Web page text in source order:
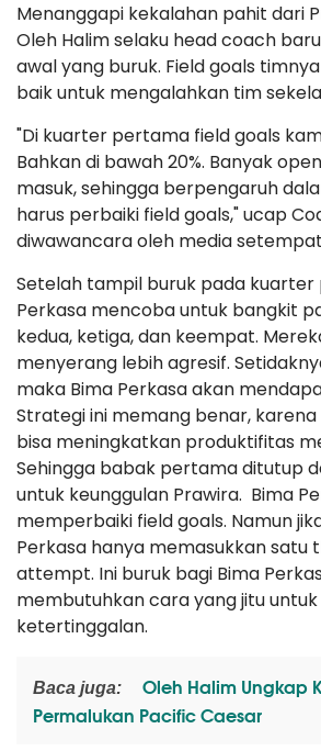
Menanggapi kekalahan pahit dari
Oleh Halim selaku head coach
awal yang buruk. Field goals
baik untuk mengalahkan tim
"Di kuarter pertama field goals
Bahkan di bawah 20%. Banyak
masuk, sehingga berpengaruh
harus perbaiki field goals," ucap
diwawancara oleh media
Setelah tampil buruk pada kuarter
Perkasa mencoba untuk bangkit
kedua, ketiga, dan keempat.
menyerang lebih agresif.
maka Bima Perkasa akan
Strategi ini memang benar, karena
bisa meningkatkan produktifitas
Sehingga babak pertama ditutup
untuk keunggulan Prawira. Bima
memperbaiki field goals. Namun
Perkasa hanya memasukkan satu
attempt. Ini buruk bagi Bima
membutuhkan cara yang jitu
ketertinggalan.
Baca juga:
Oleh Halim Ungkap
Permalukan Pacific Caesar